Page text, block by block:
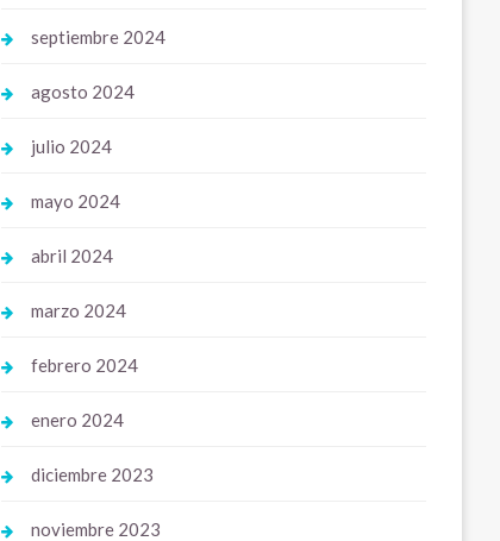
septiembre 2024
agosto 2024
julio 2024
mayo 2024
abril 2024
marzo 2024
febrero 2024
enero 2024
diciembre 2023
noviembre 2023